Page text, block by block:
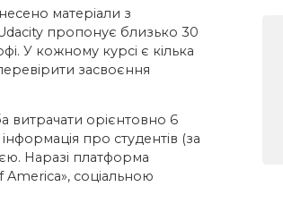
матеріали з
Udacity пропонує близько 30
У кожному курсі є кілька
засвоєння
витрачати орієнтовно 6
про студентів (за
Наразі платформа
America», соціальною